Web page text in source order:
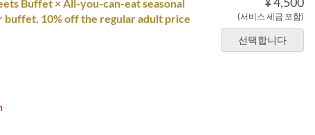
(서비스 세금 포함)
선택합니다
Buffet × All-you-can-eat seasonal
buffet. 10% off the regular adult price